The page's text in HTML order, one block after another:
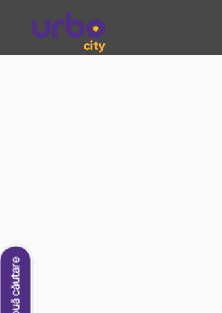
O nouă căutare